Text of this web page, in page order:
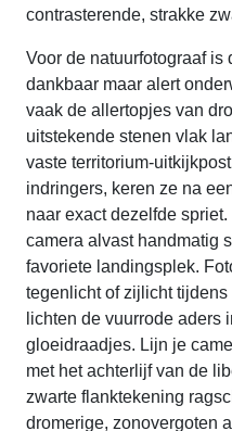
contrasterende, strakke
Voor de natuurfotograaf
dankbaar maar alert
vaak de allertopjes van
uitstekende stenen vlak
vaste territorium-
indringers, keren ze na
naar exact dezelfde
camera alvast handmatig
favoriete landingsplek.
tegenlicht of zijlicht
lichten de vuurrode aders
gloeidraadjes. Lijn je
met het achterlijf van de
zwarte flanktekening
dromerige, zonovergoten